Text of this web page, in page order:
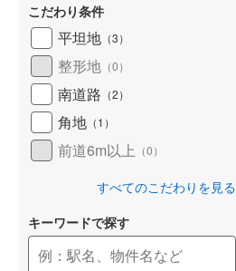
こだわり条件
平坦地 （3）
整形地 （0）
南道路 （2）
角地 （1 ）
前道6m以上 （0）
すべてのこだわりを見る
キーワードで探す
牟岐線(8 )
山陽本線（JR九州）
篠栗線(41)
指宿枕崎線 (176
筑肥線(28)
54)
日田彦山線(15)
筑豊本線(41)